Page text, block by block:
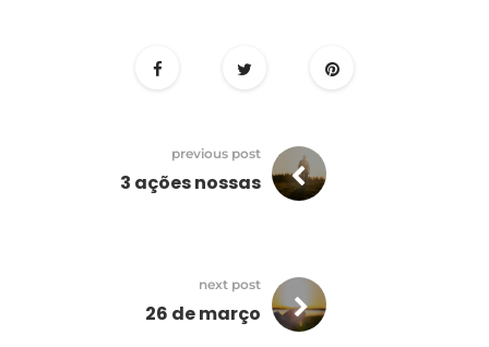
previous post
3 ações nossas
next post
26 de março